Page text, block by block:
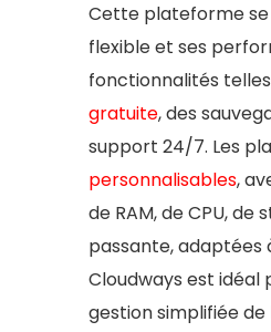
Cette plateforme
flexible et ses
fonctionnalités telles
gratuite, des
support 24/7. Les
personnalisables,
de RAM, de CPU, de
passante, adaptées
Cloudways est idéal
gestion simplifiée